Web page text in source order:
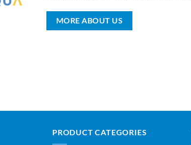
MORE ABOUT US
PRODUCT CATEGORIES